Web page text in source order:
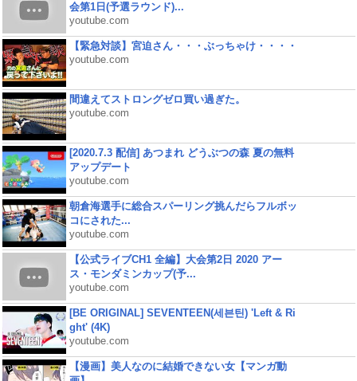
会第1日(予選ラウンド)...
youtube.com
【緊急対談】宮迫さん・・・ぶっちゃけ・・・・
youtube.com
間違えてストロングゼロ買い過ぎた。
youtube.com
[2020.7.3 配信] あつまれ どうぶつの森 夏の無料
アップデート
youtube.com
朝倉海選手に総合スパーリング挑んだらフルボッ
コにされた...
youtube.com
【公式ライブCH1 全編】大会第2日 2020 アー
ス・モンダミンカップ(予...
youtube.com
[BE ORIGINAL] SEVENTEEN(세븐틴) 'Left & Ri
ght' (4K)
youtube.com
【漫画】美人なのに結婚できない女【マンガ動